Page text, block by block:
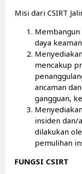
Misi dari CSIRT
daya
mencakup
ancaman
gangguan,
insiden dan/
dilakukan
pemulihan
FUNGSI CSIRT